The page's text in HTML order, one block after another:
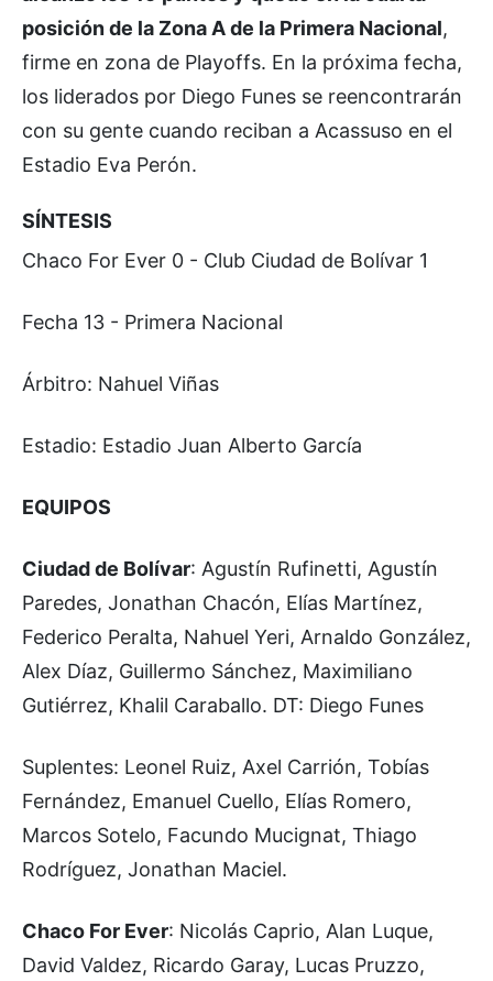
posición de la Zona A de la Primera Nacional,
firme en zona de Playoffs. En la próxima fecha,
los liderados por Diego Funes se reencontrarán
con su gente cuando reciban a Acassuso en el
Estadio Eva Perón.
SÍNTESIS
Chaco For Ever 0 - Club Ciudad de Bolívar 1
Fecha 13 - Primera Nacional
Árbitro: Nahuel Viñas
Estadio: Estadio Juan Alberto García
EQUIPOS
Ciudad de Bolívar: Agustín Rufinetti, Agustín
Paredes, Jonathan Chacón, Elías Martínez,
Federico Peralta, Nahuel Yeri, Arnaldo González,
Alex Díaz, Guillermo Sánchez, Maximiliano
Gutiérrez, Khalil Caraballo. DT: Diego Funes
Suplentes: Leonel Ruiz, Axel Carrión, Tobías
Fernández, Emanuel Cuello, Elías Romero,
Marcos Sotelo, Facundo Mucignat, Thiago
Rodríguez, Jonathan Maciel.
Chaco For Ever: Nicolás Caprio, Alan Luque,
David Valdez, Ricardo Garay, Lucas Pruzzo,